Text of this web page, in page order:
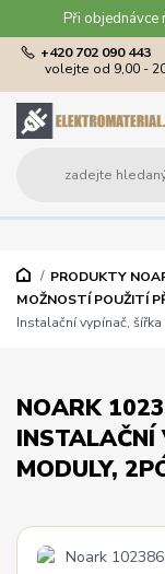
Při objednávce
+420 702 090 443
volejte od 9,00 -
PRODUKTY
MOŽNOSTÍ POUŽITÍ
Instalační vypínač,
NOARK
MODULY,